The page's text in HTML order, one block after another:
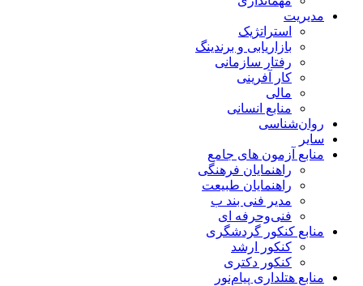
مدیریت
استراتژیک
بازاریابی و برندینگ
رفتار سازمانی
کار آفرینی
مالی
منابع انسانی
روان‌شناسی
سایر
منابع آزمون های جامع
راهنمایان فرهنگی
راهنمایان طبیعت
مدیر فنی بند ب
فنی‌وحرفه‌ ای
منابع کنکور گردشگری
کنکور ارشد
کنکور دکتری
منابع هتلداری پیام‌نور